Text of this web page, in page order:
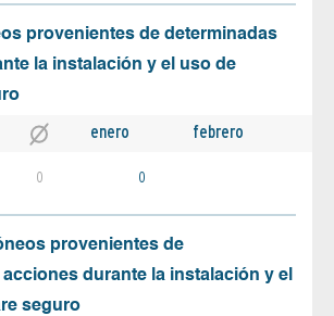
provenientes de determinadas
la instalación y el uso de
enero febrero
0 0
provenientes de
durante la instalación y el
seguro